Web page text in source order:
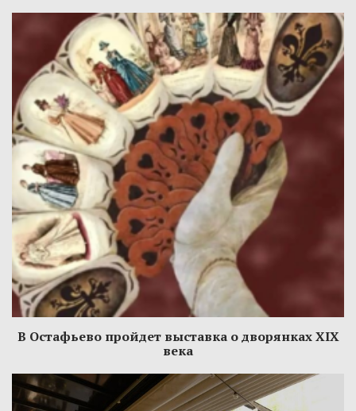
В Остафьево пройдет выставка о дворянках XIX
века